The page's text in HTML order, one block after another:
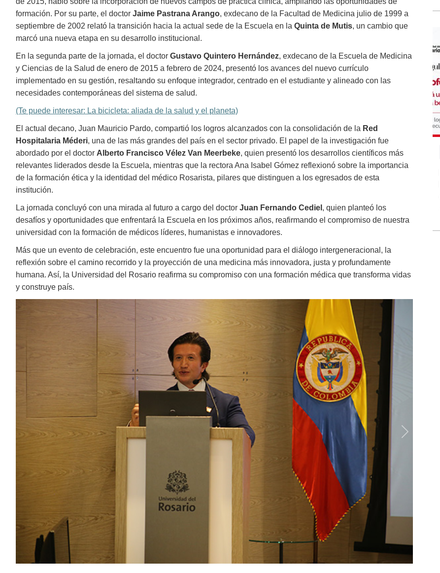
formación. Por su parte, el doctor Jaime Pastrana Arango, exdecano de la Facultad de Medicina julio de 1999 a
septiembre de 2002 relató la transición hacia la actual sede de la Escuela en la Quinta de Mutis, un cambio que
marcó una nueva etapa en su desarrollo institucional.
En la segunda parte de la jornada, el doctor Gustavo Quintero Hernández, exdecano de la Escuela de Medicina
y Ciencias de la Salud de enero de 2015 a febrero de 2024, presentó los avances del nuevo currículo
implementado en su gestión, resaltando su enfoque integrador, centrado en el estudiante y alineado con las
necesidades contemporáneas del sistema de salud.
(Te puede interesar: La bicicleta: aliada de la salud y el planeta)
El actual decano, Juan Mauricio Pardo, compartió los logros alcanzados con la consolidación de la Red
Hospitalaria Méderi, una de las más grandes del país en el sector privado. El papel de la investigación fue
abordado por el doctor Alberto Francisco Vélez Van Meerbeke, quien presentó los desarrollos científicos más
relevantes liderados desde la Escuela, mientras que la rectora Ana Isabel Gómez reflexionó sobre la importancia
de la formación ética y la identidad del médico Rosarista, pilares que distinguen a los egresados de esta
institución.
La jornada concluyó con una mirada al futuro a cargo del doctor Juan Fernando Cediel , quien planteó los
desafíos y oportunidades que enfrentará la Escuela en los próximos años, reafirmando el compromiso de nuestra
universidad con la formación de médicos líderes, humanistas e innovadores.
Más que un evento de celebración, este encuentro fue una oportunidad para el diálogo intergeneracional, la
reflexión sobre el camino recorrido y la proyección de una medicina más innovadora, justa y profundamente
humana. Así, la Universidad del Rosario reafirma su compromiso con una formación médica que transforma vidas
y construye país.
Next